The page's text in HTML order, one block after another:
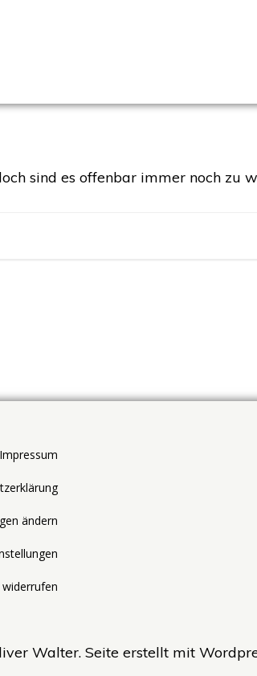
sind es offenbar immer noch zu
Impressum
ändern
widerrufen
Walter. Seite erstellt mit